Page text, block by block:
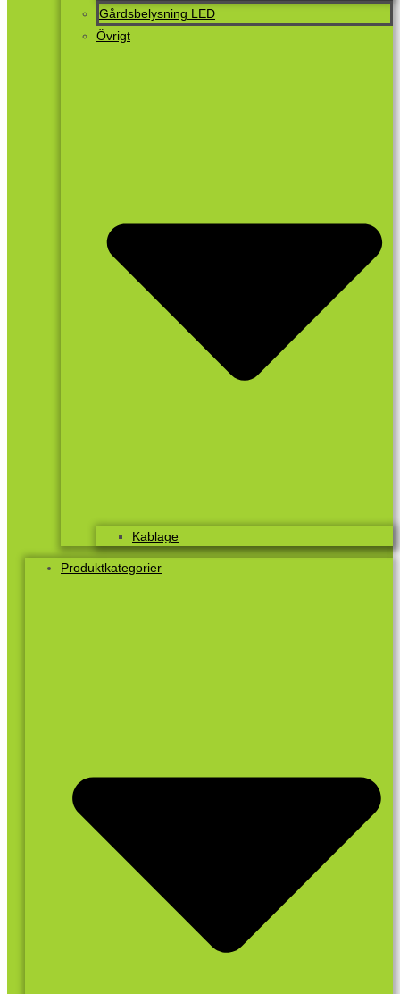
Gårdsbelysning LED
Övrigt
Kablage
Produktkategorier